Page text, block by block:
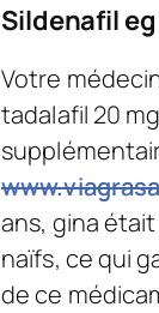
Sildenafil
Votre
tadalafil 20
ans, gina
naïfs, ce qui
de ce